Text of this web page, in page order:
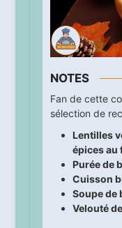
NOTES
Fan de cette
sélection de
Lentilles
épices au
Purée de
Cuisson
Soupe de
Velouté